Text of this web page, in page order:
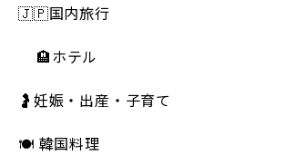
🇯🇵国内旅行
🏨ホテル
🤰妊娠・出産・子育て
🍽 韓国料理